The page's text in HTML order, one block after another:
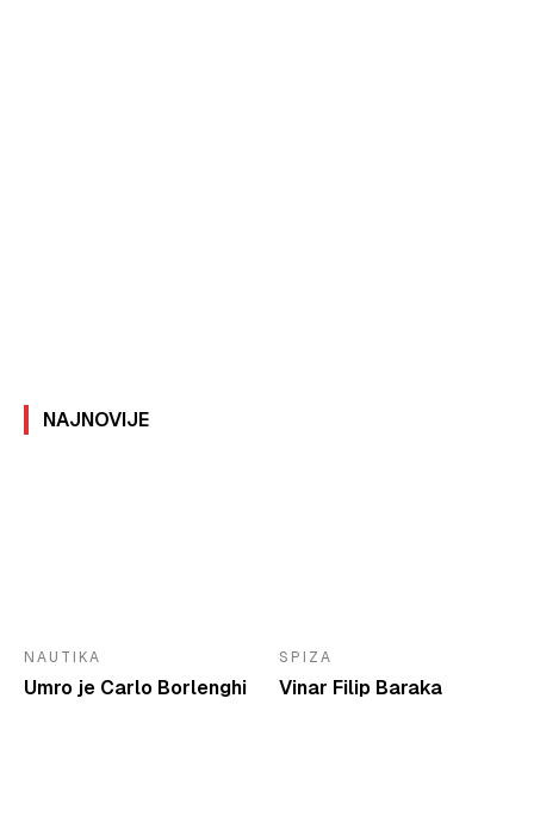
NAJNOVIJE
NAUTIKA
Umro je Carlo Borlenghi
SPIZA
Vinar Filip Baraka